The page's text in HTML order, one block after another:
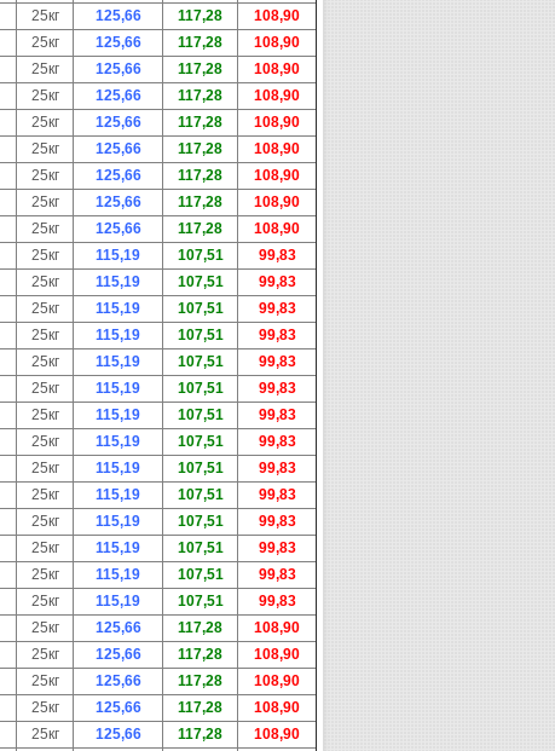
25кг 125,66 117,28
108,90
25кг 125,66 117,28
108,90
25кг 125,66 117,28
108,90
25кг 125,66 117,28
108,90
25кг 125,66 117,28
108,90
25кг 125,66 117,28
108,90
25кг 125,66 117,28
108,90
25кг 125,66 117,28
108,90
25кг 125,66 117,28
108,90
25кг 115,19 107,51
99,83
25кг 115,19 107,51
99,83
25кг 115,19 107,51
99,83
25кг 115,19 107,51
99,83
25кг 115,19 107,51
99,83
25кг 115,19 107,51
99,83
25кг 115,19 107,51
99,83
25кг 115,19 107,51
99,83
25кг 115,19 107,51
99,83
25кг 115,19 107,51
99,83
25кг 115,19 107,51
99,83
25кг 115,19 107,51
99,83
25кг 115,19 107,51
99,83
25кг 115,19 107,51
99,83
25кг 125,66 117,28
108,90
25кг 125,66 117,28
108,90
25кг 125,66 117,28
108,90
25кг 125,66 117,28
108,90
25кг 125,66 117,28
108,90